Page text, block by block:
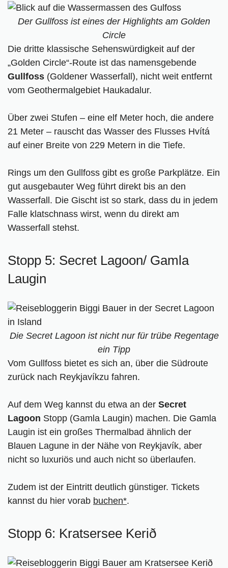
Der Gullfoss ist eines der Highlights am Golden
Circle
Die dritte klassische Sehenswürdigkeit auf der
„Golden Circle“-Route ist das namensgebende
Gullfoss (Goldener Wasserfall), nicht weit entfernt
vom Geothermalgebiet Haukadalur.
Über zwei Stufen – eine elf Meter hoch, die andere
21 Meter – rauscht das Wasser des Flusses Hvítá
auf einer Breite von 229 Metern in die Tiefe.
Rings um den Gullfoss gibt es große Parkplätze. Ein
gut ausgebauter Weg führt direkt bis an den
Wasserfall. Die Gischt ist so stark, dass du in jedem
Falle klatschnass wirst, wenn du direkt am
Wasserfall stehst.
Stopp 5: Secret Lagoon/ Gamla
Laugin
Die Secret Lagoon ist nicht nur für trübe Regentage
ein Tipp
Vom Gullfoss bietet es sich an, über die Südroute
zurück nach Reykjavíkzu fahren.
Auf dem Weg kannst du etwa an der Secret
Lagoon Stopp (Gamla Laugin) machen. Die Gamla
Laugin ist ein großes Thermalbad ähnlich der
Blauen Lagune in der Nähe von Reykjavík, aber
nicht so luxuriös und auch nicht so überlaufen.
Zudem ist der Eintritt deutlich günstiger. Tickets
kannst du hier vorab buchen*.
Stopp 6: Kratsersee Kerið